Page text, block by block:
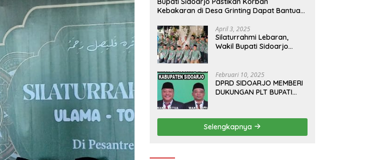
Kebakaran di Desa Grinting Dapat Bantuan
April 3, 2025
Silaturrahmi Lebaran,
Wakil Bupati Sidoarjo
Februari 10, 2025
DPRD SIDOARJO MEMBERI
DUKUNGAN PLT BUPATI
OUTDOOR LEARNING
(ODL) TK, PAUD, SD,
SMP/MTS KELUAR KOTA
Selengkapnya